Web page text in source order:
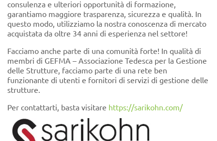
consulenza e ulteriori opportunità di formazione,
garantiamo maggiore trasparenza, sicurezza e qualità. In
questo modo, utilizziamo la nostra conoscenza di mercato
acquistata da oltre 34 anni di esperienza nel settore!
Facciamo anche parte di una comunità forte! In qualità di
membri di GEFMA – Associazione Tedesca per la Gestione
delle Strutture, facciamo parte di una rete ben
funzionante di utenti e fornitori di servizi di gestione delle
strutture.
Per contattarti, basta visitare https://sarikohn.com/